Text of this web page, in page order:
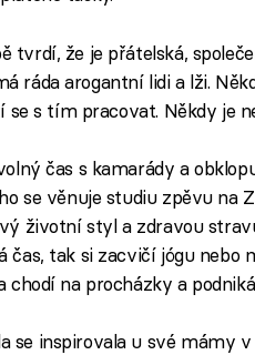
tvrdí, že je přátelská,
ráda arogantní lidi a lži.
se s tím pracovat. Někdy je
čas s kamarády a
se věnuje studiu zpěvu na
životní styl a zdravou
čas, tak si zacvičí jógu nebo
chodí na procházky a
se inspirovala u své mámy